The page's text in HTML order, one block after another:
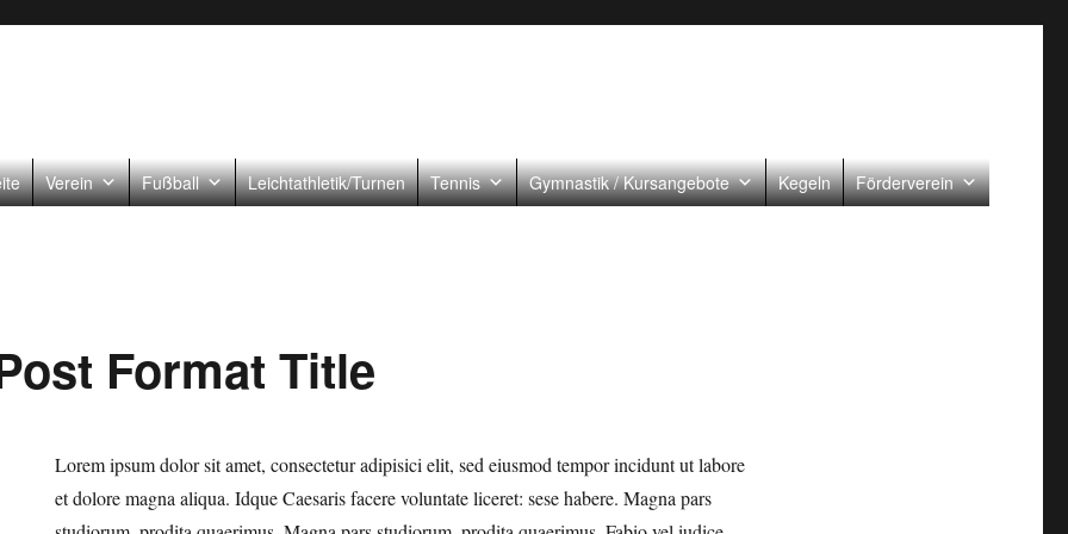
Verein Fußball Leichtathletik/Turnen Tennis Gymnastik / Kursangebote Kegeln Förderverein
Format Title
Lorem ipsum dolor sit amet, consectetur adipisici elit, sed eiusmod tempor incidunt ut labore
et dolore magna aliqua. Idque Caesaris facere voluntate liceret: sese habere. Magna pars